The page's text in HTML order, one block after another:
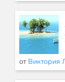
от Виктория